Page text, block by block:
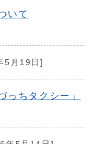
いて
5月19日]
っちタクシー」